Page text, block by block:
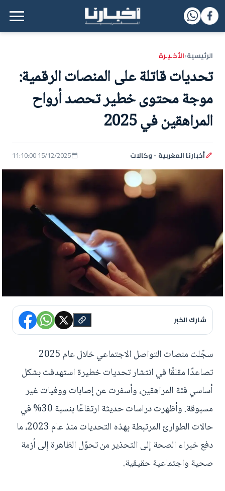
القائمة الرئيسية
الرئيسية‹الأخـيـرة
تحديات قاتلة على المنصات الرقمية:
موجة محتوى خطير تحصد أرواح
المراهقين في 2025
أخبارنا المغربية - وكالات 15/12/2025 11:10:00
شارك الخبر
سجّلت منصات التواصل الاجتماعي خلال عام 2025
تصاعدًا مقلقًا في انتشار تحديات خطيرة استهدفت بشكل
أساسي فئة المراهقين، وأسفرت عن إصابات ووفيات غير
مسبوقة. وأظهرت دراسات حديثة ارتفاعًا بنسبة 30% في
حالات الطوارئ المرتبطة بهذه التحديات منذ عام 2023، ما
دفع خبراء الصحة إلى التحذير من تحوّل الظاهرة إلى أزمة
صحية واجتماعية حقيقية.